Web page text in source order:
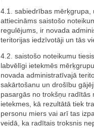
4.1. sabiedrības mērķgrupa,
attiecināms saistošo
regulējums, ir novada
teritorijas iedzīvotāji un tās
4.2. saistošo noteikumu
labvēlīgi ietekmēs
novada administratīvajā
sakārtošanu un drošību
pasargās no trokšņu radītās
ietekmes, kā rezultātā tiek
personu miers vai arī tas
veidā, ka radītais troksnis